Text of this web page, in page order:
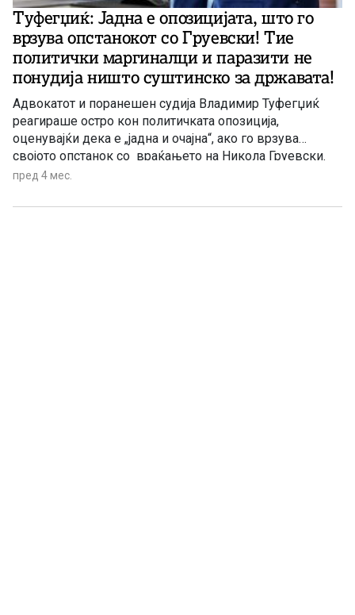
Туфегџиќ: Јадна е опозицијата, што го
врзува опстанокот со Груевски! Тие
политички маргиналци и паразити не
понудија ништо суштинско за државата!
Адвокатот и поранешен судија Владимир Туфегџиќ
реагираше остро кон политичката опозиција,
оценувајќи дека е „јадна и очајна“, ако го врзува
својото опстанок со враќањето на Никола Груевски.
Според него, можното враќање на Груевски не зависи
што му дале зелено светло да замине“. „За Груевски
пред 4 мес.